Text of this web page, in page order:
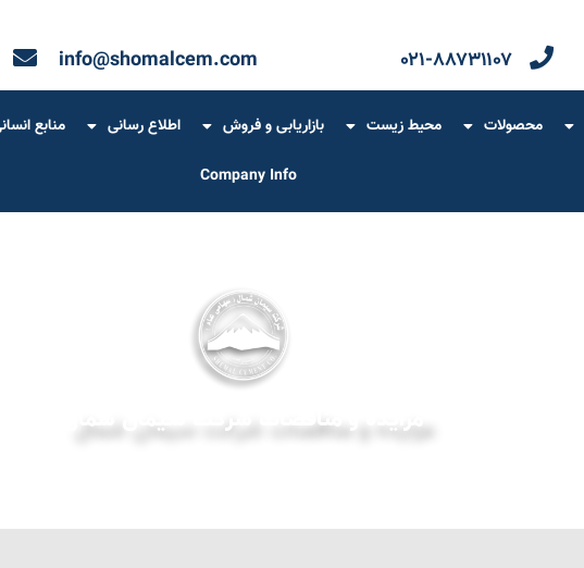
۰۲۱-۸۸۷۳۱۱۰۷ info@shomalcem.com
محصولات محیط زیست بازاریابی و فروش اطلاع رسانی منابع
Company Info
مزایده و مناقصات شرکت سیمان شمال